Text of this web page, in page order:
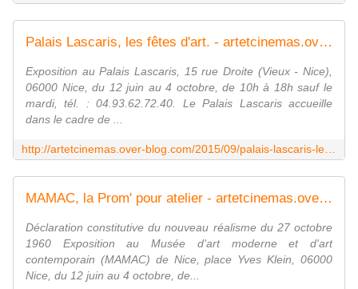
Palais Lascaris, les fêtes d'art. - artetcinemas.over-blog.com
Exposition au Palais Lascaris, 15 rue Droite (Vieux - Nice),
06000 Nice, du 12 juin au 4 octobre, de 10h à 18h sauf le
mardi, tél. : 04.93.62.72.40. Le Palais Lascaris accueille
dans le cadre de ...
MAMAC, la Prom' pour atelier - artetcinemas.over-blog.com
Déclaration constitutive du nouveau réalisme du 27 octobre
1960 Exposition au Musée d'art moderne et d'art
contemporain (MAMAC) de Nice, place Yves Klein, 06000
Nice, du 12 juin au 4 octobre, de...